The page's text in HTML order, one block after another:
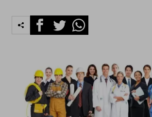
FacebookTwitterWhatsapp